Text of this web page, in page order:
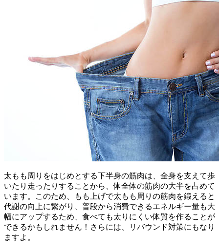
太もも周りをはじめとする下半身の筋肉は、全身を支えて歩
いたり走ったりすることから、体全体の筋肉の大半を占めて
います。このため、もも上げで太もも周りの筋肉を鍛えると
代謝の向上に繋がり、普段から消費できるエネルギー量も大
幅にアップするため、食べても太りにくい体質を作ることが
できるかもしれません！さらには、リバウンド対策にもなり
ますよ。